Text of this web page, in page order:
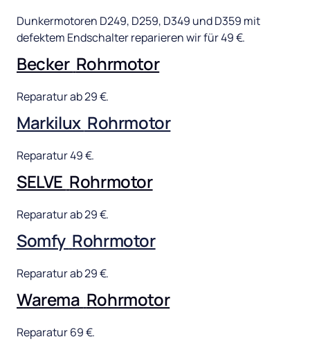
Dunkermotoren D249, D259, D349 und D359
defektem Endschalter reparieren wir für 49 €.
Becker Rohrmotor
Reparatur ab 29 €.
Markilux Rohrmotor
Reparatur 49 €.
SELVE Rohrmotor
Reparatur ab 29 €.
Somfy Rohrmotor
Reparatur ab 29 €.
Warema Rohrmotor
Reparatur 69 €.